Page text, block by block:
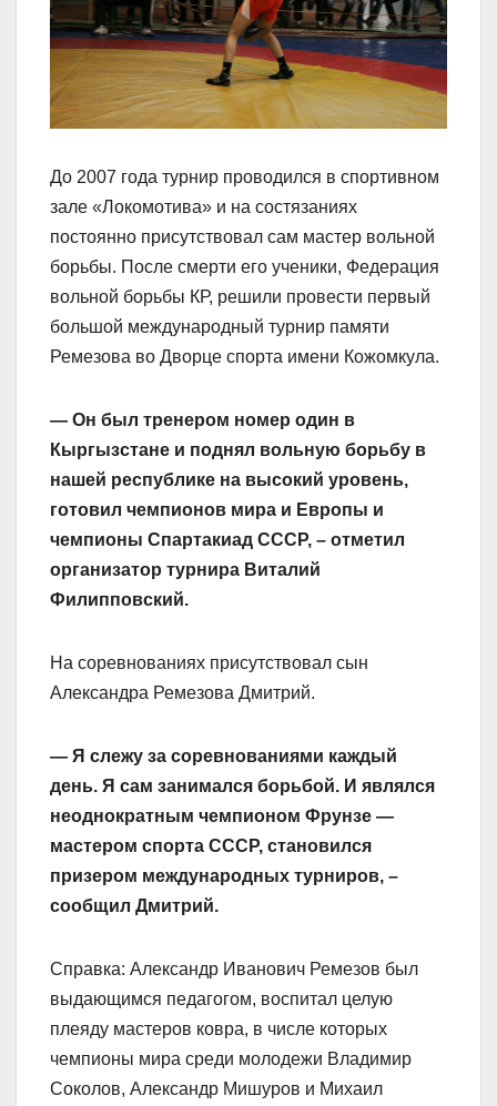
До 2007 года турнир проводился в спортивном
зале «Локомотива» и на состязаниях
постоянно присутствовал сам мастер вольной
борьбы. После смерти его ученики, Федерация
вольной борьбы КР, решили провести первый
большой международный турнир памяти
Ремезова во Дворце спорта имени Кожомкула.
— Он был тренером номер один в
Кыргызстане и поднял вольную борьбу в
нашей республике на высокий уровень,
готовил чемпионов мира и Европы и
чемпионы Спартакиад СССР, – отметил
организатор турнира Виталий
Филипповский.
На соревнованиях присутствовал сын
Александра Ремезова Дмитрий.
— Я слежу за соревнованиями каждый
день. Я сам занимался борьбой. И являлся
неоднократным чемпионом Фрунзе —
мастером спорта СССР, становился
призером международных турниров, –
сообщил Дмитрий.
Справка: Александр Иванович Ремезов был
выдающимся педагогом, воспитал целую
плеяду мастеров ковра, в числе которых
чемпионы мира среди молодежи Владимир
Соколов, Александр Мишуров и Михаил